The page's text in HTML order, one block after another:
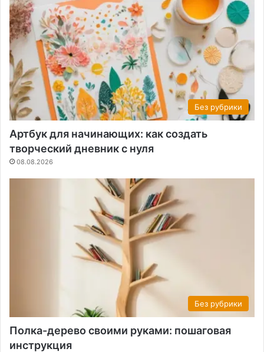
Без рубрики
Артбук для начинающих: как создать
творческий дневник с нуля
08.08.2026
Без рубрики
Полка-дерево своими руками: пошаговая
инструкция